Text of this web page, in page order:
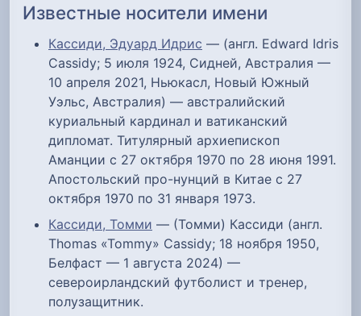
Известные носители имени
Кассиди, Эдуард Идрис — (англ. Edward Idris
Cassidy; 5 июля 1924, Сидней, Австралия —
10 апреля 2021, Ньюкасл, Новый Южный
Уэльс, Австралия) — австралийский
куриальный кардинал и ватиканский
дипломат. Титулярный архиепископ
Аманции с 27 октября 1970 по 28 июня 1991.
Апостольский про-нунций в Китае с 27
октября 1970 по 31 января 1973.
Кассиди, Томми — (Томми) Кассиди (англ.
Thomas «Tommy» Cassidy; 18 ноября 1950,
Белфаст — 1 августа 2024) —
североирландский футболист и тренер,
полузащитник.